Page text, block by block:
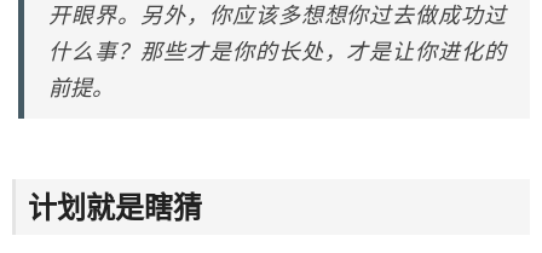
开眼界。另外，你应该多想想你过去做成功过
什么事？那些才是你的长处，才是让你进化的
前提。
计划就是瞎猜